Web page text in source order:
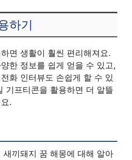
하기
면 생활이 훨씬 편리해져요.
한 정보를 쉽게 얻을 수 있고,
화 인터뷰도 손쉽게 할 수 있
기프티콘을 활용하면 더 알뜰
.
새끼돼지 꿈 해몽에 대해 알아